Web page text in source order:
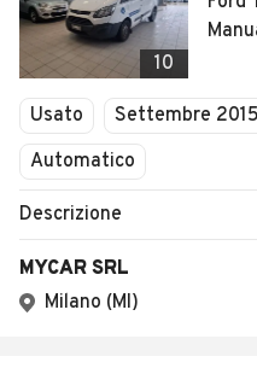
10
Usato Settembre 2015
Automatico
Descrizione
MYCAR SRL
Milano (MI)